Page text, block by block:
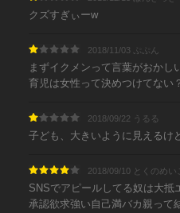
クズすぎぃーw
2018/11/03 ぷぷん
まずイクメンって言葉がおかし
育児は女性って決めつけてない
2018/09/22 うるる
子ども、大きいように見えるけ
2018/09/10 とくのめい
SNSでアピールしてる奴は大抵
承認欲求強い自己満バカ親って